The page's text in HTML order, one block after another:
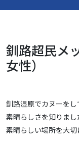
釧路超民メ
女性）
釧路湿原でカヌーを
素晴らしさを知りまし
素晴らしい場所を大切